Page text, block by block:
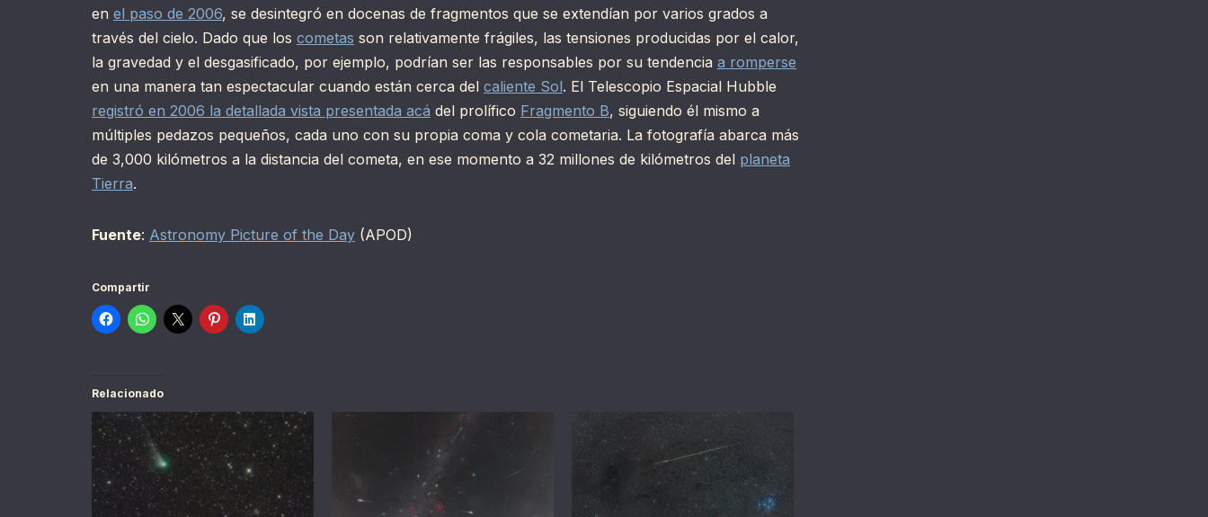
en el paso de 2006, se desintegró en docenas de fragmentos que se extendían por varios grados a
través del cielo. Dado que los cometas son relativamente frágiles, las tensiones producidas por el calor,
la gravedad y el desgasificado, por ejemplo, podrían ser las responsables por su tendencia a romperse
en una manera tan espectacular cuando están cerca del caliente Sol. El Telescopio Espacial Hubble
registró en 2006 la detallada vista presentada acá del prolífico Fragmento B, siguiendo él mismo a
múltiples pedazos pequeños, cada uno con su propia coma y cola cometaria. La fotografía abarca más
de 3,000 kilómetros a la distancia del cometa, en ese momento a 32 millones de kilómetros del planeta
Tierra.
Fuente: Astronomy Picture of the Day (APOD)
Compartir
Relacionado